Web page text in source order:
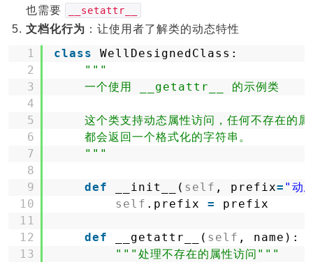
也需要
__setattr__
文档化行为 ：让使用者了解类的动态特性
1
2
3
4
5
6
7
8
9
10
11
12
13
class
WellDesignedClass:
"""
一个使用 __getattr__ 的示例类
这个类支持动态属性访问，任何不存在的属
都会返回一个格式化的字符串。
"""
def __init__( self , prefix= "动
self .prefix = prefix
def __getattr__( self , name):
"""处理不存在的属性访问"""